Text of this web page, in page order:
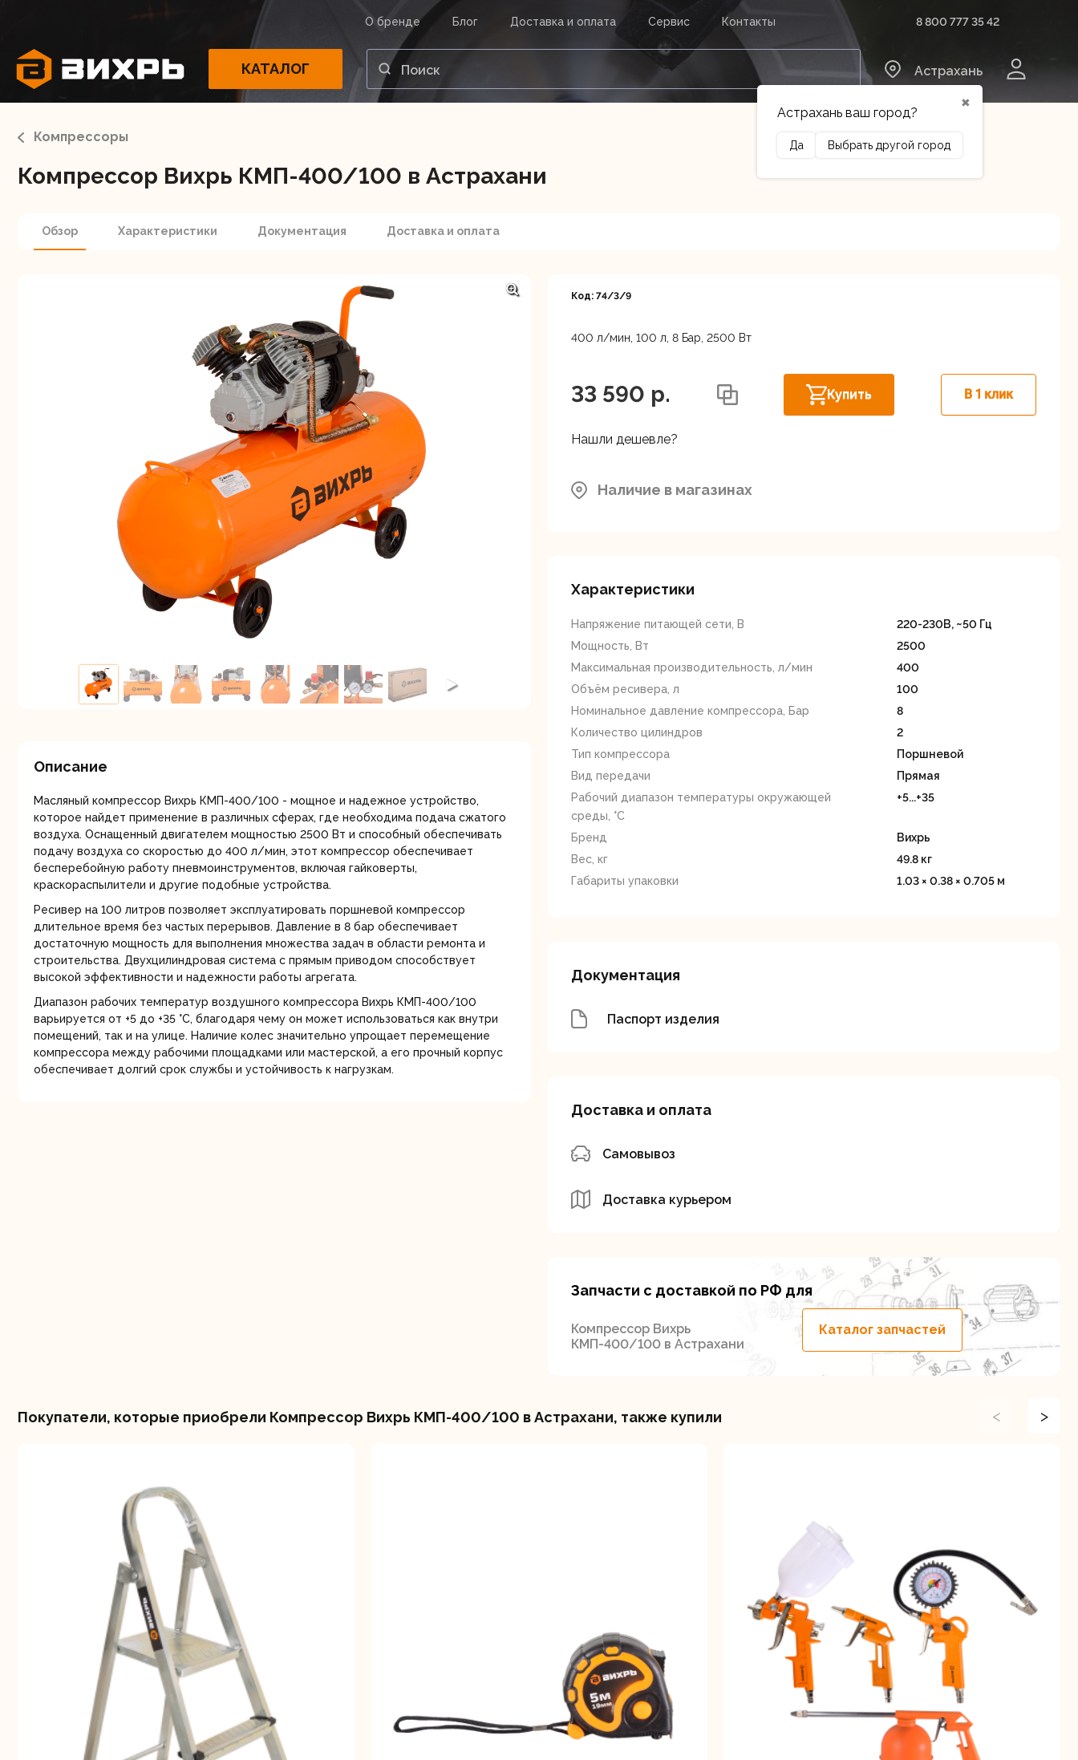
О бренде Блог Доставка и оплата Сервис Контакты 8 800 777 35 42
КАТАЛОГ Астрахань
✖
Астрахань ваш город?
Да Выбрать другой город
Аккумуляторные
шуруповерты
Комплектующие для
электроинструмента
Отбойные
Отрезные пилы Перфораторы
Рейсмусовые
Рубанки
электрические
Термопистолеты
Торцовочные
пилы
Точильные станки
Компрессоры
Компрессор Вихрь КМП-400/100 в Астрахани
Обзор Характеристики Документация Доставка и оплата
Описание
Масляный компрессор Вихрь КМП-400/100 - мощное и надежное устройство,
которое найдет применение в различных сферах, где необходима подача сжатого
воздуха. Оснащенный двигателем мощностью 2500 Вт и способный обеспечивать
подачу воздуха со скоростью до 400 л/мин, этот компрессор обеспечивает
бесперебойную работу пневмоинструментов, включая гайковерты,
краскораспылители и другие подобные устройства.
Ресивер на 100 литров позволяет эксплуатировать поршневой компрессор
длительное время без частых перерывов. Давление в 8 бар обеспечивает
достаточную мощность для выполнения множества задач в области ремонта и
строительства. Двухцилиндровая система с прямым приводом способствует
высокой эффективности и надежности работы агрегата.
Диапазон рабочих температур воздушного компрессора Вихрь КМП-400/100
варьируется от +5 до +35 °C, благодаря чему он может использоваться как внутри
помещений, так и на улице. Наличие колес значительно упрощает перемещение
компрессора между рабочими площадками или мастерской, а его прочный корпус
обеспечивает долгий срок службы и устойчивость к нагрузкам.
Код: 74/3/9
400 л/мин, 100 л, 8 Бар, 2500 Вт
33 590 p. Купить В 1 клик
Нашли дешевле?
Наличие в магазинах
Астрахань, ул. Рыбинская 3 лит.Б
Характеристики
Напряжение питающей сети, В
220-230В, ~50 Гц
Мощность, Вт
2500
Максимальная производительность, л/мин
400
Объём ресивера, л
100
Номинальное давление компрессора, Бар
8
Количество цилиндров
2
Тип компрессора
Поршневой
Вид передачи
Прямая
Рабочий диапазон температуры окружающей
среды, °C
+5...+35
Бренд
Вихрь
Вес, кг
49.8 кг
Габариты упаковки
1.03 × 0.38 × 0.705 м
Документация
Паспорт изделия
Доставка и оплата
Самовывоз
Доставка курьером
Запчасти с доставкой по РФ для
Компрессор Вихрь
КМП-400/100 в Астрахани
Каталог запчастей
Покупатели, которые приобрели Компрессор Вихрь КМП-400/100 в Астрахани, также купили < >
ВХОД
Забыли пароль?